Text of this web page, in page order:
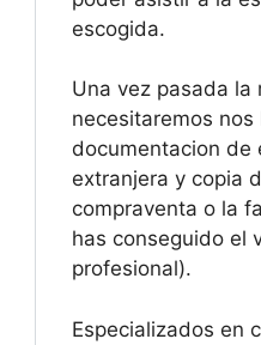
escogida.
Una vez pasada la
necesitaremos nos
documentacion de
extranjera y copia
compraventa o la
has conseguido el
profesional).
Especializados en